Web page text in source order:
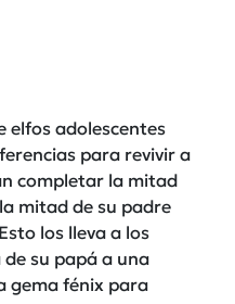
elfos adolescentes
para revivir a
completar la mitad
mitad de su padre
los lleva a los
su papá a una
gema fénix para